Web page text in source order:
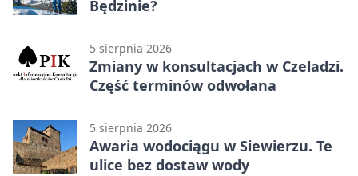
Będzinie?
5 sierpnia 2026
Zmiany w konsultacjach w Czeladzi.
Część terminów odwołana
5 sierpnia 2026
Awaria wodociągu w Siewierzu. Te
ulice bez dostaw wody